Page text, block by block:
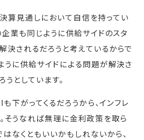
見通しにおいて自信を持ってい
企業も同じように供給サイドのスタ
決されるだろうと考えているからで
うに供給サイドによる問題が解決さ
としています。
下がってくるだろうから、インフレ
そうなれば無理に金利政策を取ら
はなくともいいかもしれないから、